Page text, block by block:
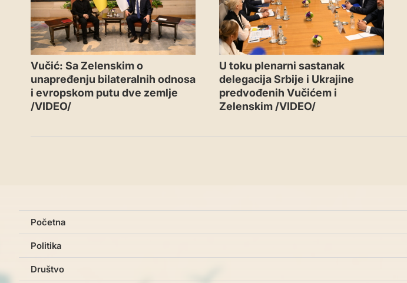
Vučić: Sa Zelenskim o
unapređenju bilateralnih odnosa
i evropskom putu dve zemlje
/VIDEO/
U toku plenarni sastanak
delegacija Srbije i Ukrajine
predvođenih Vučićem i
Zelenskim /VIDEO/
Početna
Politika
Društvo